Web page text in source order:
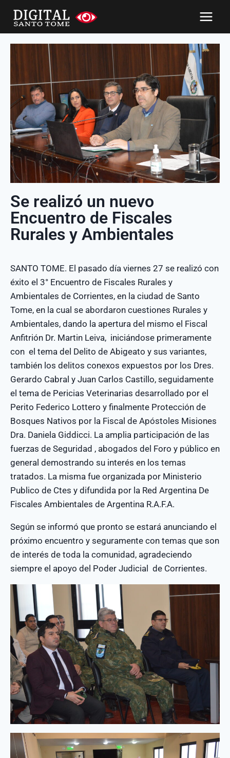
Se realizó un nuevo
Encuentro de Fiscales
Rurales y Ambientales
SANTO TOME. El pasado día viernes 27 se realizó con
éxito el 3° Encuentro de Fiscales Rurales y
Ambientales de Corrientes, en la ciudad de Santo
Tome, en la cual se abordaron cuestiones Rurales y
Ambientales, dando la apertura del mismo el Fiscal
Anfitrión Dr. Martin Leiva, iniciándose primeramente
con el tema del Delito de Abigeato y sus variantes,
también los delitos conexos expuestos por los Dres.
Gerardo Cabral y Juan Carlos Castillo, seguidamente
el tema de Pericias Veterinarias desarrollado por el
Perito Federico Lottero y finalmente Protección de
Bosques Nativos por la Fiscal de Apóstoles Misiones
Dra. Daniela Giddicci. La amplia participación de las
fuerzas de Seguridad , abogados del Foro y público en
general demostrando su interés en los temas
tratados. La misma fue organizada por Ministerio
Publico de Ctes y difundida por la Red Argentina De
Fiscales Ambientales de Argentina R.A.F.A.
Según se informó que pronto se estará anunciando el
próximo encuentro y seguramente con temas que son
de interés de toda la comunidad, agradeciendo
siempre el apoyo del Poder Judicial de Corrientes.